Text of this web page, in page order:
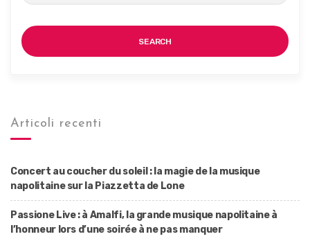
SEARCH
Articoli recenti
Concert au coucher du soleil : la magie de la musique
napolitaine sur la Piazzetta de Lone
Passione Live : à Amalfi, la grande musique napolitaine à
l’honneur lors d’une soirée à ne pas manquer